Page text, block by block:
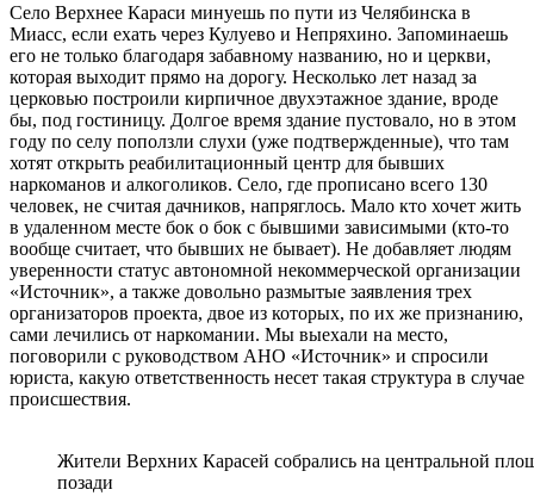
Село Верхнее Караси минуешь по пути из Челябинска в
Миасс, если ехать через Кулуево и Непряхино. Запоминаешь
его не только благодаря забавному названию, но и церкви,
которая выходит прямо на дорогу. Несколько лет назад за
церковью построили кирпичное двухэтажное здание, вроде
бы, под гостиницу. Долгое время здание пустовало, но в этом
году по селу поползли слухи (уже подтвержденные), что там
хотят открыть реабилитационный центр для бывших
наркоманов и алкоголиков. Село, где прописано всего 130
человек, не считая дачников, напряглось. Мало кто хочет жить
в удаленном месте бок о бок с бывшими зависимыми (кто-то
вообще считает, что бывших не бывает). Не добавляет людям
уверенности статус автономной некоммерческой организации
«Источник», а также довольно размытые заявления трех
организаторов проекта, двое из которых, по их же признанию,
сами лечились от наркомании. Мы выехали на место,
поговорили с руководством АНО «Источник» и спросили
юриста, какую ответственность несет такая структура в случае
происшествия.
Жители Верхних Карасей собрались на центральной
позади